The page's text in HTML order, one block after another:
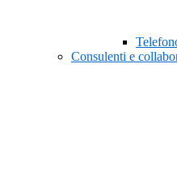
Consulenti e